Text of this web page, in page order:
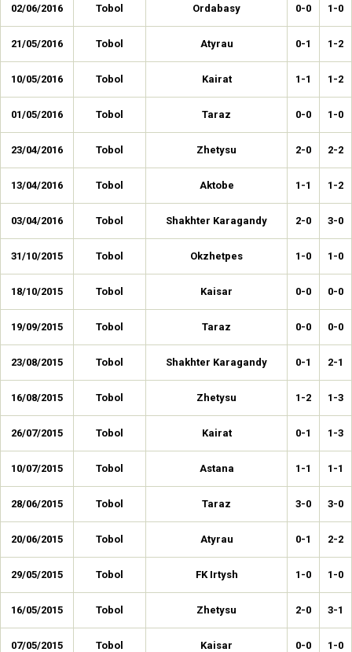
02/06/2016 Tobol Ordabasy 0-0 1-0
21/05/2016 Tobol Atyrau 0-1 1-2
10/05/2016 Tobol Kairat 1-1 1-2
01/05/2016 Tobol Taraz 0-0 1-0
23/04/2016 Tobol Zhetysu 2-0 2-2
13/04/2016 Tobol Aktobe 1-1 1-2
03/04/2016 Tobol Shakhter Karagandy 2-0 3-0
31/10/2015 Tobol Okzhetpes 1-0 1-0
18/10/2015 Tobol Kaisar 0-0 0-0
19/09/2015 Tobol Taraz 0-0 0-0
23/08/2015 Tobol Shakhter Karagandy 0-1 2-1
16/08/2015 Tobol Zhetysu 1-2 1-3
26/07/2015 Tobol Kairat 0-1 1-3
10/07/2015 Tobol Astana 1-1 1-1
28/06/2015 Tobol Taraz 3-0 3-0
20/06/2015 Tobol Atyrau 0-1 2-2
29/05/2015 Tobol FK Irtysh 1-0 1-0
16/05/2015 Tobol Zhetysu 2-0 3-1
07/05/2015 Tobol Kaisar 0-0 1-0